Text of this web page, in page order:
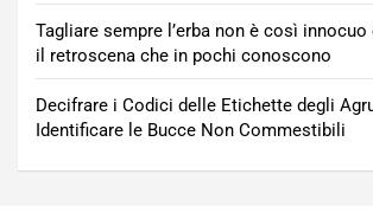
Tagliare sempre l’erba non è così
il retroscena che in pochi conoscono
Decifrare i Codici delle Etichette degli
Identificare le Bucce Non Commestibili